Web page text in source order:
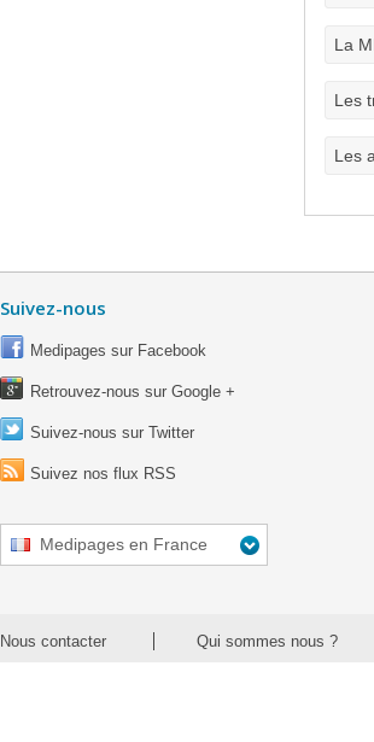
La
Les
Les
Suivez-nous
Medipages sur Facebook
Retrouvez-nous sur Google +
Suivez-nous sur Twitter
Suivez nos flux RSS
Medipages en France
Nous contacter Qui sommes nous ?